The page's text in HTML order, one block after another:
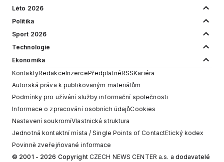
Léto 2026
Politika
Sport 2026
Technologie
Ekonomika
KontaktyRedakceInzercePředplatnéRSSKariéra
Autorská práva k publikovaným materiálům
Podmínky pro užívání služby informační společnosti
Informace o zpracování osobních údajůCookies
Nastavení soukromíVlastnická struktura
Jednotná kontaktní místa / Single Points of ContactEtický kodex
Povinně zveřejňované informace
© 2001 - 2026 Copyright CZECH NEWS CENTER a.s. a dodavatelé